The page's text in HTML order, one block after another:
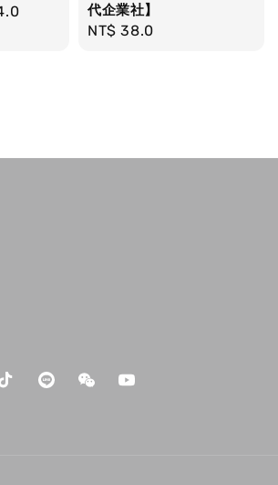
代企業社】
Regular
NT$ 38.0